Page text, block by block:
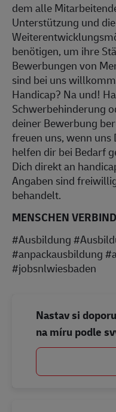
dem alle
Unterstützung und die
benötigen, um ihre
Bewerbungen von
sind bei uns
Handicap? Na und!
Schwerbehinderung
deiner Bewerbung
freuen uns, wenn
helfen dir bei Bedarf
Dich direkt an
Angaben sind
behandelt.
MENSCHEN
#Ausbildung
#anpackausbildung
#jobsnlwiesbaden
Nastav si
na míru podle